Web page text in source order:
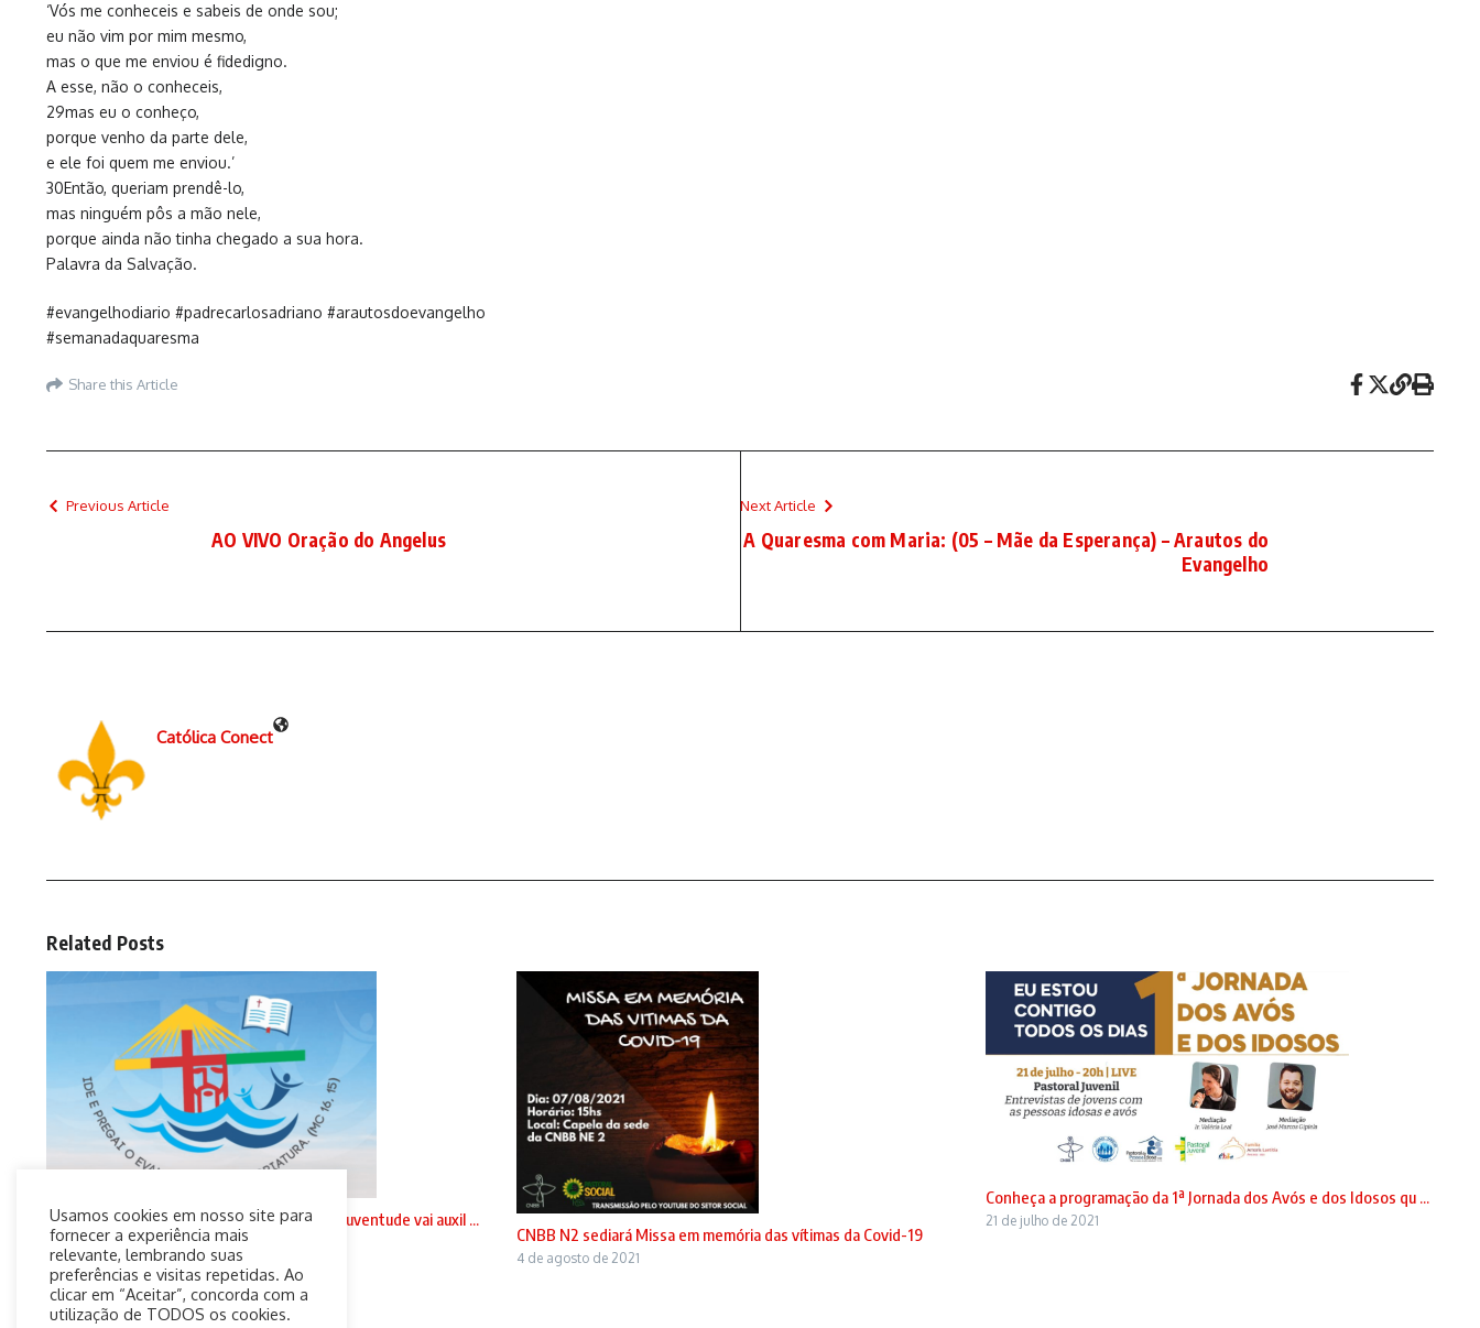
‘Vós me conheceis e sabeis de onde sou;
eu não vim por mim mesmo,
mas o que me enviou é fidedigno.
A esse, não o conheceis,
29mas eu o conheço,
porque venho da parte dele,
e ele foi quem me enviou.’
30Então, queriam prendê-lo,
mas ninguém pôs a mão nele,
porque ainda não tinha chegado a sua hora.
Palavra da Salvação.
#evangelhodiario #padrecarlosadriano #arautosdoevangelho
#semanadaquaresma
Share this Article
Previous Article
AO VIVO Oração do Angelus
Next Article
A Quaresma com Maria: (05 – Mãe da Esperança) – Arautos do
Evangelho
Católica Conect
Related Posts
NE 5: Material lançado pela comissão para a juventude vai auxil ...
5 de agosto de 2021 CNBB N2 sediará Missa em memória das vítimas da Covid-19
4 de agosto de 2021
Conheça a programação da 1ª Jornada dos Avós e dos Idosos qu ...
21 de julho de 2021
Usamos cookies em nosso site para
fornecer a experiência mais
relevante, lembrando suas
preferências e visitas repetidas. Ao
clicar em “Aceitar”, concorda com a
utilização de TODOS os cookies.